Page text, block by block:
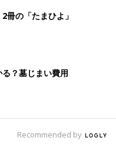
冊の「たまひよ」
？墓じまい費用
Recommended by